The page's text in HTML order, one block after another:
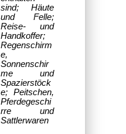
sind; Häute
und Felle;
Reise- und
Handkoffer;
Regenschirm
e,
Sonnenschir
me und
Spazierstöck
e; Peitschen,
Pferdegeschi
rre und
Sattlerwaren